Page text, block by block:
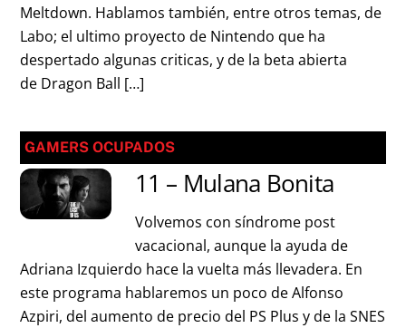
Meltdown. Hablamos también, entre otros temas, de
Labo; el ultimo proyecto de Nintendo que ha
despertado algunas criticas, y de la beta abierta
de Dragon Ball […]
GAMERS OCUPADOS
11 – Mulana Bonita
Volvemos con síndrome post
vacacional, aunque la ayuda de
Adriana Izquierdo hace la vuelta más llevadera. En
este programa hablaremos un poco de Alfonso
Azpiri, del aumento de precio del PS Plus y de la SNES